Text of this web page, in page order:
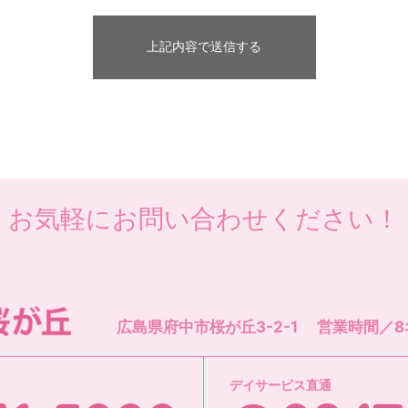
お気軽にお問い合わせください！
広島県府中市桜が丘3-2-1 営業時間／
デイサービス直通